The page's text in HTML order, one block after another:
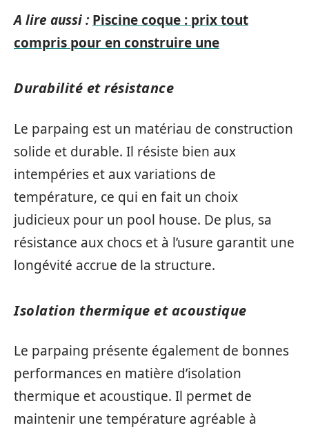
A lire aussi : Piscine coque : prix tout
compris pour en construire une
Durabilité et résistance
Le parpaing est un matériau de construction
solide et durable. Il résiste bien aux
intempéries et aux variations de
température, ce qui en fait un choix
judicieux pour un pool house. De plus, sa
résistance aux chocs et à l’usure garantit une
longévité accrue de la structure.
Isolation thermique et acoustique
Le parpaing présente également de bonnes
performances en matière d’isolation
thermique et acoustique. Il permet de
maintenir une température agréable à